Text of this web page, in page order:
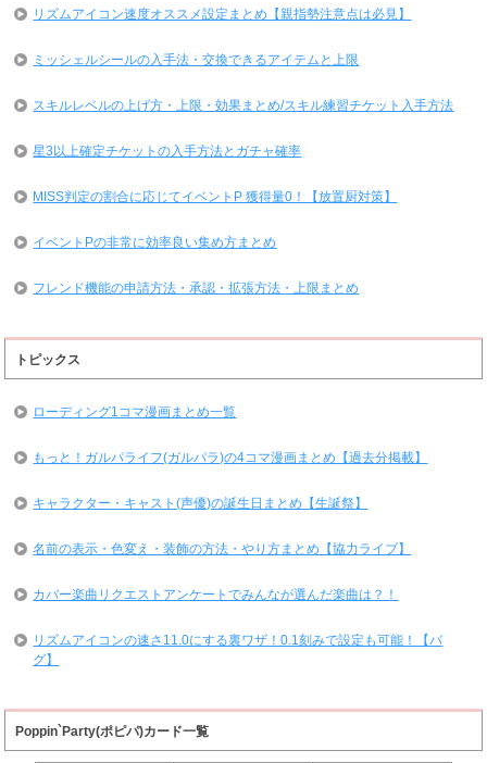
リズムアイコン速度オススメ設定まとめ【親指勢注意点は必見】
ミッシェルシールの入手法・交換できるアイテムと上限
スキルレベルの上げ方・上限・効果まとめ/スキル練習チケット入手方法
星3以上確定チケットの入手方法とガチャ確率
MISS判定の割合に応じてイベントP 獲得量0！【放置厨対策】
イベントPの非常に効率良い集め方まとめ
フレンド機能の申請方法・承認・拡張方法・上限まとめ
トピックス
ローディング1コマ漫画まとめ一覧
もっと！ガルパライフ(ガルパラ)の4コマ漫画まとめ【過去分掲載】
キャラクター・キャスト(声優)の誕生日まとめ【生誕祭】
名前の表示・色変え・装飾の方法・やり方まとめ【協力ライブ】
カバー楽曲リクエストアンケートでみんなが選んだ楽曲は？！
リズムアイコンの速さ11.0にする裏ワザ！0.1刻みで設定も可能！【バ
グ】
Poppin`Party(ポピパ)カード一覧